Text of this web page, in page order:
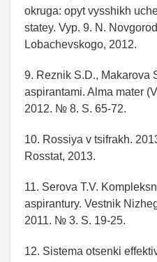
okruga: opyt vysshikh
statey. Vyp. 9. N.
Lobachevskogo, 2012.
9. Reznik S.D., Makarova
aspirantami. Alma mater
2012. № 8. S. 65-72.
10. Rossiya v tsifrakh.
Rosstat, 2013.
11. Serova T.V.
aspirantury. Vestnik
2011. № 3. S. 19-25.
12. Sistema otsenki